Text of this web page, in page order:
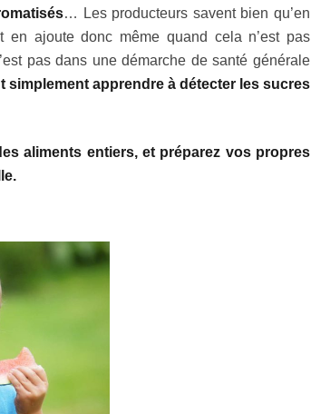
… Les producteurs savent bien qu’en
en ajoute donc même quand cela n’est pas
pas dans une démarche de santé générale
simplement apprendre à détecter les sucres
aliments entiers, et préparez vos propres